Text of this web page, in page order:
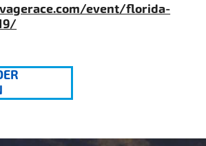
event/florida-